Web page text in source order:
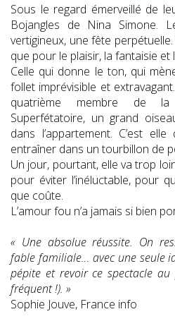
Sous le regard émerveillé de
Bojangles de Nina Simone.
vertigineux, une fête perpétuelle.
que pour le plaisir, la fantaisie et
Celle qui donne le ton, qui
follet imprévisible et
quatrième membre de la
Superfétatoire, un grand
dans l’appartement. C’est
entraîner dans un tourbillon de
Un jour, pourtant, elle va trop
pour éviter l’inéluctable, pour
que coûte.
L’amour fou n’a jamais si bien
« Une absolue réussite. On
fable familiale… avec une seule
pépite et revoir ce spectacle au
fréquent !). »
Sophie Jouve, France info